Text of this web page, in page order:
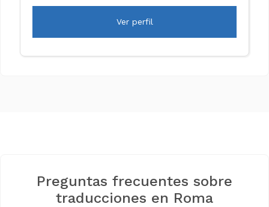
Ver perfil
Preguntas frecuentes sobre
traducciones en Roma